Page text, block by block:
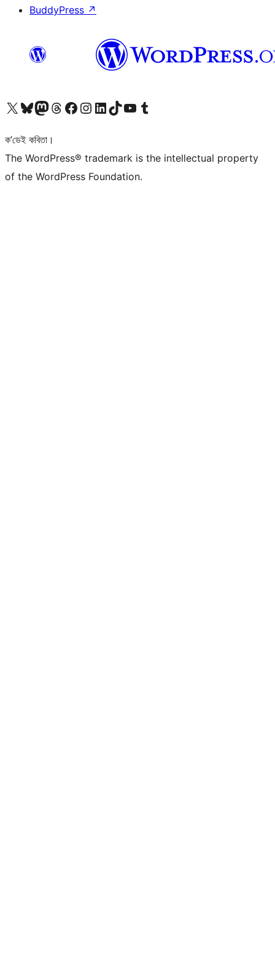
BuddyPress ↗
আমাৰ X (আগৰ Twitter) একাউণ্টলৈ যাওকআমাৰ Bluesky একাউণ্টলৈ যাওকআমাৰ Mastodon একাউণ্টলৈ যাওকআমাৰ Threads একাউণ্টলৈ যাওকআমাৰ Facebook পৃষ্ঠালৈ যাওকআমাৰ Instagram একাউণ্টলৈ যাওকআমাৰ LinkedIn একাউণ্টলৈ যাওকআমাৰ TikTok একাউণ্টলৈ যাওকআমাৰ YouTube চেনেললৈ যাওকআমাৰ Tumblr একাউণ্টলৈ যাওক
ক’ডেই কবিতা।
The WordPress® trademark is the intellectual property
of the WordPress Foundation.